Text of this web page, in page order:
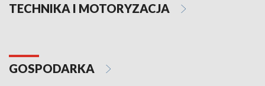
TECHNIKA I MOTORYZACJA
GOSPODARKA